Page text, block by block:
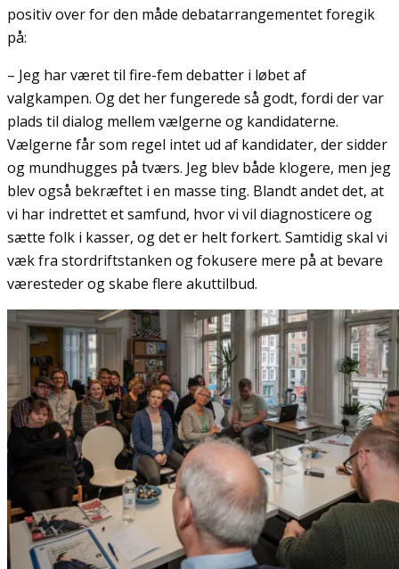
positiv over for den måde debatarrangementet foregik
på:
– Jeg har været til fire-fem debatter i løbet af
valgkampen. Og det her fungerede så godt, fordi der var
plads til dialog mellem vælgerne og kandidaterne.
Vælgerne får som regel intet ud af kandidater, der sidder
og mundhugges på tværs. Jeg blev både klogere, men jeg
blev også bekræftet i en masse ting. Blandt andet det, at
vi har indrettet et samfund, hvor vi vil diagnosticere og
sætte folk i kasser, og det er helt forkert. Samtidig skal vi
væk fra stordriftstanken og fokusere mere på at bevare
væresteder og skabe flere akuttilbud.